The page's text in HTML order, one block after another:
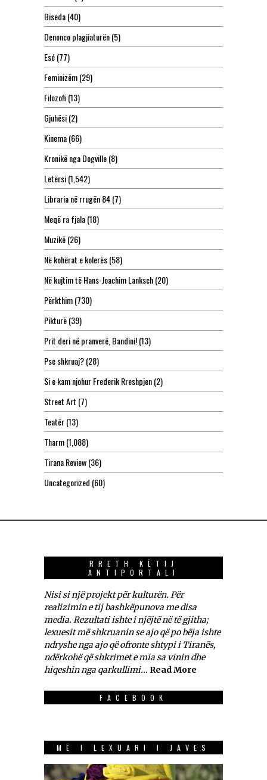
Biseda(40)
Denonco plagjiaturën(5)
Esé(77)
Feminizëm(29)
Filozofi (13)
Gjuhësi(2)
Kinema(66)
Kronikë nga Dogville(8)
Letërsi(1,542)
Libraria në rrugën 84(7)
Meqë ra fjala(18)
Muzikë(26)
Në kohërat e kolerës(58)
Në kujtim të Hans-Joachim Lanksch(20)
Përkthim(730)
Pikturë(39)
Prit deri në pranverë, Bandini!(13)
Pse shkruaj?(28)
Si e kam njohur Frederik Rreshpjen(2)
Street Art (7)
Teatër(13)
Tharm(1,088)
Tirana Review(36)
Uncategorized (60)
RRETH KËTIJ
ANTIPORTALI
Nisi si një projekt për kulturën. Për
realizimin e tij bashkëpunova me disa
media. Rezultati ishte i njëjtë në të gjitha;
lexuesit më shkruanin se ajo që po bëja ishte
ndryshe nga ajo që ofronte shtypi i Tiranës,
ndërkohë që shkrimet e mia sa vinin dhe
hiqeshin nga qarkullimi... Read More
FACEBOOK
MË I LEXUARI I JAVES